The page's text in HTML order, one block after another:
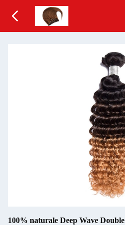
100% naturale Deep Wave